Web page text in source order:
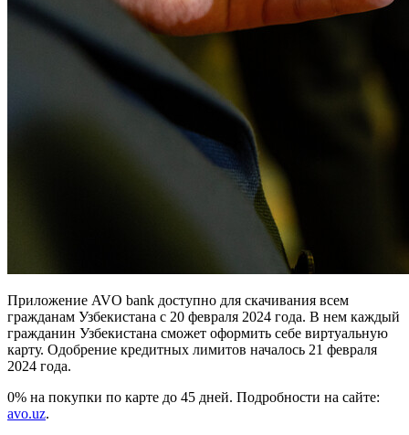
Приложение AVO bank доступно для скачивания всем
гражданам Узбекистана с 20 февраля 2024 года. В нем каждый
гражданин Узбекистана сможет оформить себе виртуальную
карту. Одобрение кредитных лимитов началось 21 февраля
2024 года.
0% на покупки по карте до 45 дней. Подробности на сайте:
avo.uz.